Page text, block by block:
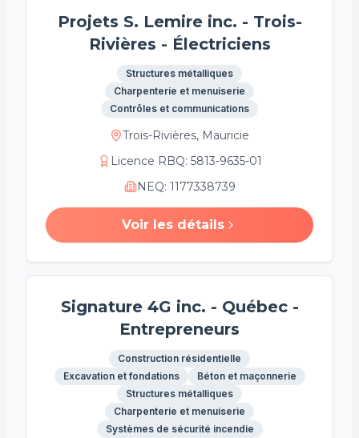
Projets S. Lemire inc. - Trois-
Rivières - Électriciens
Structures métalliques
Charpenterie et menuiserie
Contrôles et communications
Trois-Rivières, Mauricie
Licence RBQ: 5813-9635-01
NEQ: 1177338739
Voir les détails
Signature 4G inc. - Québec -
Entrepreneurs
Construction résidentielle
Excavation et fondations
Béton et maçonnerie
Structures métalliques
Charpenterie et menuiserie
Systèmes de sécurité incendie